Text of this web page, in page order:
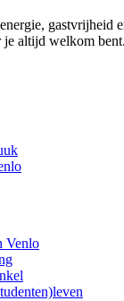
gastvrijheid
je altijd welkom
Venlo